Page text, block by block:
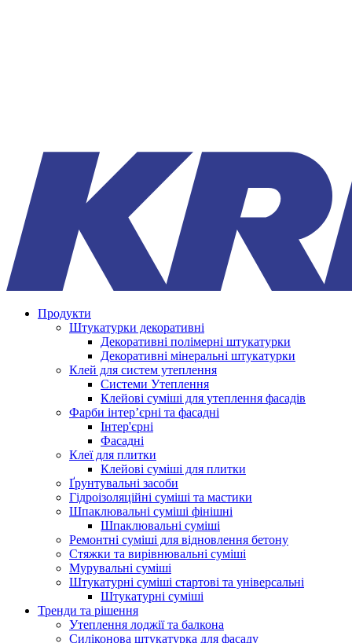
Продукти
Штукатурки декоративні
Декоративні полімерні штукатурки
Декоративні мінеральні штукатурки
Клей для систем утеплення
Системи Утеплення
Клейові суміші для утеплення фасадів
Фарби інтер’єрні та фасадні
Інтер'єрні
Фасадні
Клеї для плитки
Клейові суміші для плитки
Ґрунтувальні засоби
Гідроізоляційні суміші та мастики
Шпаклювальні суміші фінішні
Шпаклювальні суміші
Ремонтні суміші для відновлення бетону
Стяжки та вирівнювальні суміші
Мурувальні суміші
Штукатурні суміші стартові та універсальні
Штукатурні суміші
Тренди та рішення
Утеплення лоджії та балкона
Силіконова штукатурка для фасаду